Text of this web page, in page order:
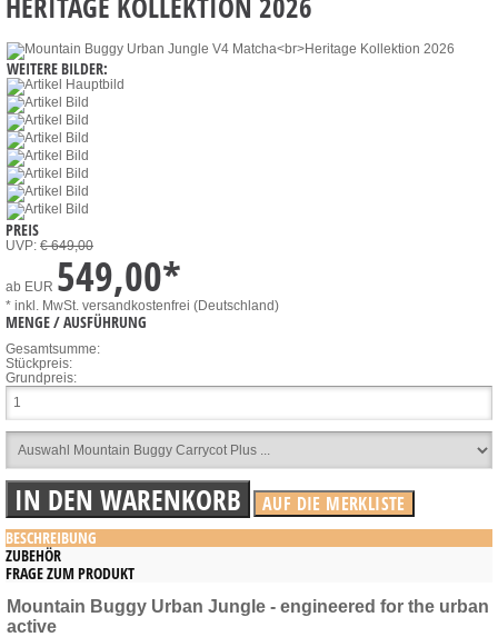
WEITERE BILDER:
PREIS
UVP: € 649,00
ab EUR 549,00*
* inkl. MwSt. versandkostenfrei (Deutschland)
MENGE / AUSFÜHRUNG
Gesamtsumme:
Stückpreis:
Grundpreis:
BESCHREIBUNG
ZUBEHÖR
FRAGE ZUM PRODUKT
Mountain Buggy Urban Jungle - engineered for the urban
active